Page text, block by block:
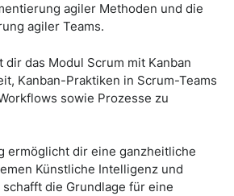
agiler Methoden und die
agiler Teams.
das Modul Scrum mit Kanban
Kanban-Praktiken in Scrum-Teams
sowie Prozesse zu
ermöglicht dir eine ganzheitliche
Künstliche Intelligenz und
die Grundlage für eine